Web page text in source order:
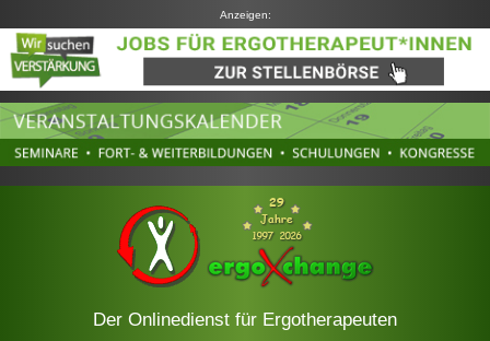
Anzeigen:
Der Onlinedienst für Ergotherapeuten